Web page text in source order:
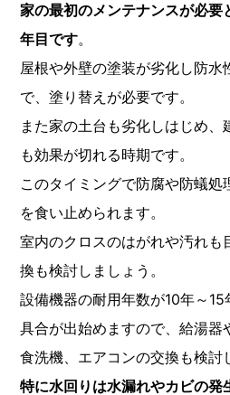
家の最初のメンテナンスが必
年目です。
屋根や外壁の塗装が劣化し防水
で、塗り替えが必要です。
また家の土台も劣化しはじめ
も効果が切れる時期です。
このタイミングで防腐や防蟻
を食い止められます。
室内のクロスのはがれや汚れも
換も検討しましょう。
設備機器の耐用年数が10年～
具合が出始めますので、給湯器
食洗機、エアコンの交換も検討
特に水回りは水漏れやカビの発